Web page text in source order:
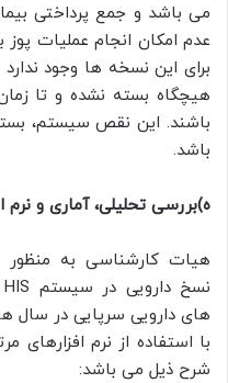
می باشد و جمع پرداختی
عدم امکان انجام عملیات
برای این نسخه ها وجود
هیچگاه بسته نشده و تا
باشند. این نقص سیستم،
باشد.
ه)بررسی تحلیلی، آماری و نرم
هیات کارشناسی به
با استفاده از نرم افزارهای
شرح ذیل می باشد: